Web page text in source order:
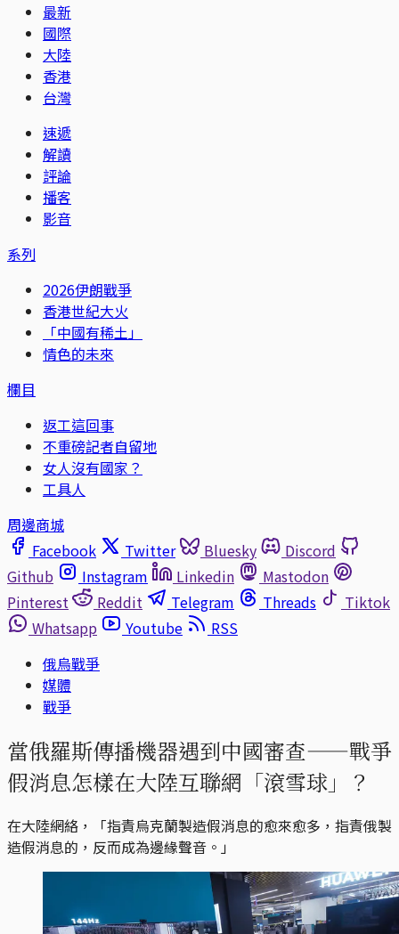
最新
國際
大陸
香港
台灣
速遞
解讀
評論
播客
影音
系列
2026伊朗戰爭
香港世紀大火
「中國有稀土」
情色的未來
欄目
返工這回事
不重磅記者自留地
女人沒有國家？
工具人
周邊商城
Facebook
Twitter Bluesky
Discord
Github
Instagram Linkedin
Mastodon
Pinterest
Reddit Telegram Threads
Tiktok
Whatsapp
Youtube
RSS
俄烏戰爭
媒體
戰爭
當俄羅斯傳播機器遇到中國審查——戰爭
假消息怎樣在大陸互聯網「滾雪球」？
在大陸網絡，「指責烏克蘭製造假消息的愈來愈多，指責俄製
造假消息的，反而成為邊緣聲音。」